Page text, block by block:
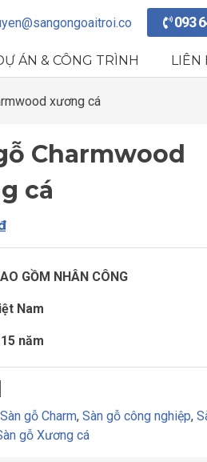
093
ÁN & CÔNG TRÌNH LIÊN
xương cá
Charmwood
cá
GỒM NHÂN CÔNG
Nam
năm
Sàn gỗ Charm,Sàn gỗ công nghiệp,
gỗ Xương cá